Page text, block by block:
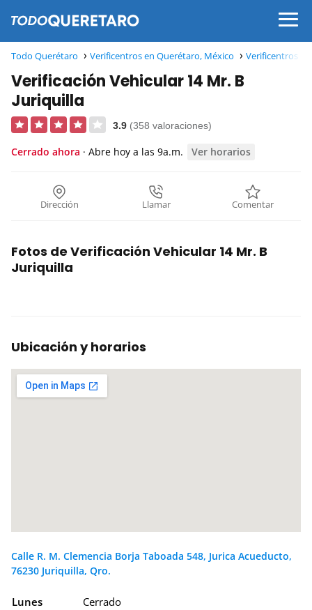
Todo Querétaro Verificentros en Querétaro, México Verificentros
Verificación Vehicular 14 Mr. B
Juriquilla
3.9 (358 valoraciones)
Cerrado ahora · Abre hoy a las 9a.m. Ver horarios
Dirección Llamar Comentar
Fotos de Verificación Vehicular 14 Mr. B
Juriquilla
Ubicación y horarios
Calle R. M. Clemencia Borja Taboada 548, Jurica Acueducto,
76230 Juriquilla, Qro.
Lunes
Cerrado